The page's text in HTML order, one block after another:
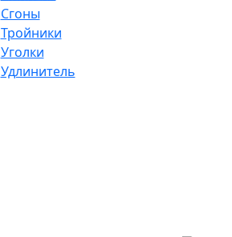
Сгоны
Тройники
Уголки
Удлинитель